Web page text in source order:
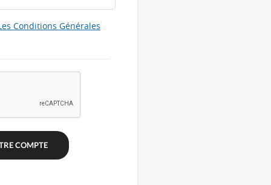
Conditions Générales